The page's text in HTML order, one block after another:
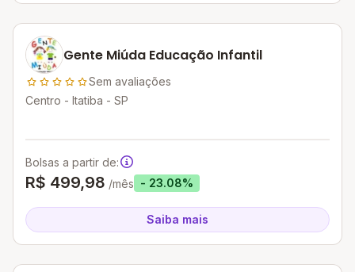
Gente Miúda Educação Infantil
Sem avaliações
Centro - Itatiba - SP
Bolsas a partir de:
R$ 499,98 /mês - 23.08%
Saiba mais